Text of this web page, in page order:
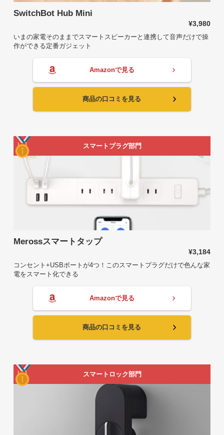
SwitchBot Hub Mini
¥3,980
いまの家電そのままでスマートスピーカーと連携して音声だけで操
作ができる定番ガジェット
Amazonで見る
商品の口コミを見る
スマートプラグ部門
Merossスマートタップ
¥3,184
コンセント+USBポートが4つ！このスマートプラグだけで色んな家
電をスマート化できる
Amazonで見る
商品の口コミを見る
スマートロック部門